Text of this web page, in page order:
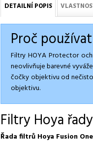
DETAILNÍ POPIS
Proč
Filtry HOYA Protector
neovlivňuje barevné
čočky objektivu od
objektivu.
Filtry Hoya
Řada filtrů Hoya Fusion